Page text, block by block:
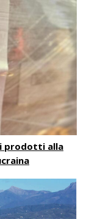
prodotti alla